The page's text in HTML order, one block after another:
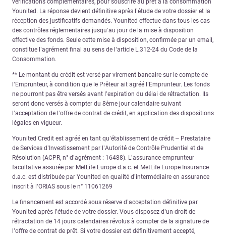
Younited. La réponse devient définitive après l’étude de votre dossier et la
réception des justificatifs demandés. Younited effectue dans tous les cas
des contrôles réglementaires jusqu’au jour de la mise à disposition
effective des fonds. Seule cette mise à disposition, confirmée par un email,
constitue l’agrément final au sens de l’article L.312-24 du Code de la
Consommation.
** Le montant du crédit est versé par virement bancaire sur le compte de
l’Emprunteur, à condition que le Prêteur ait agréé l’Emprunteur. Les fonds
ne pourront pas être versés avant l’expiration du délai de rétractation. Ils
seront donc versés à compter du 8ème jour calendaire suivant
l’acceptation de l’offre de contrat de crédit, en application des dispositions
légales en vigueur.
Younited Credit est agréé en tant qu’établissement de crédit – Prestataire
de Services d’Investissement par l’Autorité de Contrôle Prudentiel et de
Résolution (ACPR, n° d’agrément : 16488). L’assurance emprunteur
facultative assurée par MetLife Europe d.a.c. et MetLife Europe Insurance
d.a.c. est distribuée par Younited en qualité d’intermédiaire en assurance
inscrit à l’ORIAS sous le n° 11061269
Le financement est accordé sous réserve d’acceptation définitive par
Younited après l’étude de votre dossier. Vous disposez d’un droit de
rétractation de 14 jours calendaires révolus à compter de la signature de
l’offre de contrat de prêt. Si votre dossier est définitivement accepté,